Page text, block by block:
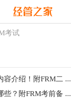
考试
容介绍！附FRM二 ...
些？附FRM考前备 ...